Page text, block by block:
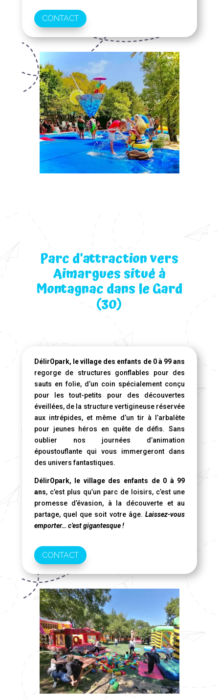
CONTACT
Parc d’attraction vers
Aimargues situé à
Montagnac dans le Gard
(30)
DélirOpark, le village des enfants de 0 à 99 ans
regorge de structures gonflables pour des
sauts en folie, d’un coin spécialement conçu
pour les tout-petits pour des découvertes
éveillées, de la structure vertigineuse réservée
aux intrépides, et même d’un tir à l’arbalète
pour jeunes héros en quête de défis. Sans
oublier nos journées d’animation
époustouflante qui vous immergeront dans
des univers fantastiques.
DélirOpark, le village des enfants de 0 à 99
ans, c’est plus qu’un parc de loisirs, c’est une
promesse d’évasion, à la découverte et au
partage, quel que soit votre âge.Laissez-vous
emporter… c’est gigantesque !
CONTACT